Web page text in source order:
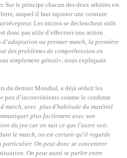
Sur le principe chacun des deux arbitres est
auquel il faut rajouter une ceinture
récepteur. Les micros se déclenchent sitôt
donc pas utile d’effectuer une action
d’adaptation au premier match, la première
des problèmes de compréhension en
simplement génial», nous expliquait
du dernier Mondial, a déjà séduit les
peu d’inconvénients comme le confirme
match, avec plus d'habitude du matériel
plus facilement avec son
du jeu car on sait ce que l'autre voit.
le match, on est certain qu'il regarde
particulier. On peut donc se concentrer
On peut aussi se parler entre